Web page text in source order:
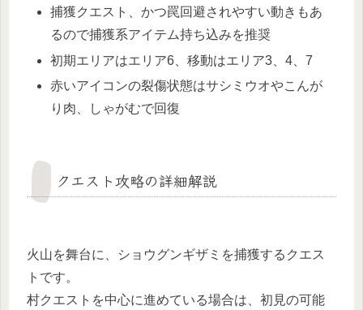
捕獲クエスト、かつ罠回避されやすい動きもあ
るので捕獲系アイテム持ち込みを推奨
初期エリアはエリア6、移動はエリア3、4、7
赤いアイコンの裂傷状態はサシミウオやこんが
り肉、しゃがむで回復
クエスト攻略の詳細解説
火山を舞台に、ショウグンギザミを捕獲するクエス
トです。
村クエストを中心に進めている場合は、初見の可能